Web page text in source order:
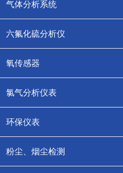
气体分析系统
六氟化硫分析仪
氧传感器
氯气分析仪表
环保仪表
粉尘、烟尘检测